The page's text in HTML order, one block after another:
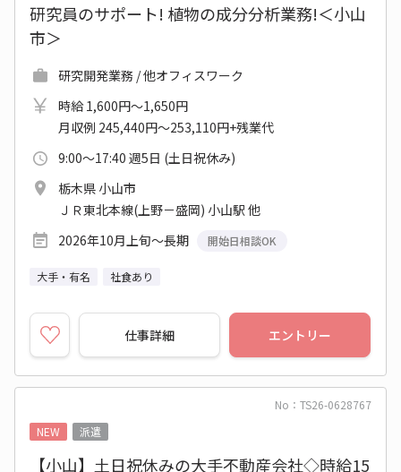
研究員のサポート! 植物の成分分析業務!＜小山
市＞
研究開発業務 / 他オフィスワーク
時給 1,600円～1,650円
月収例 245,440円～253,110円+残業代
9:00～17:40 週5日 (土日祝休み)
栃木県 小山市
ＪＲ東北本線(上野－盛岡) 小山駅 他
2026年10月上旬～長期
開始日相談OK
大手・有名 社食あり
仕事詳細 エントリー
No：TS26-0628767
NEW
派遣
【小山】土日祝休みの大手不動産会社◇時給15